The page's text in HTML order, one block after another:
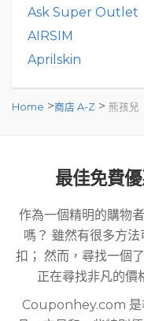
Ask Super Outlet
AIRSIM
Aprilskin
Home >商店 A-Z > 熊孩兒
最佳免費
作為一個精明的購物
嗎？ 雖然有很多方
扣； 然而，尋找一個
正在尋找非凡的
Couponhey.com 是